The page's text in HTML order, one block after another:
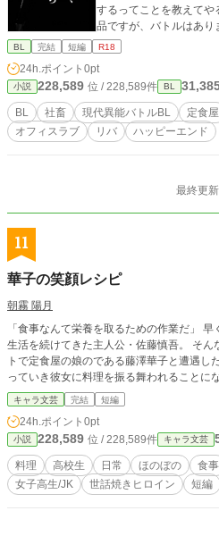
するってことを教えてやる。 現代異能バトルBL企
品ですが、バトルはあり
地雷要素がある方は下
両者クズです。 酒で潰
スします。 プレッシャ
す。 目隠しプレイあ
洗浄シーンがあります
ほど焦らされます。 潮
す。 同意なしに生中
BL 完結 短編 R18
24h.ポイント 0pt
小説 228,589 位 / 228,589件 BL
BL 社畜 現代異能バトルBL 定食屋
オフィスラブ
リバ ハッピーエンド
最終更
11
華子の笑顔レシピ
朝霧 陽月
「食事なんて栄養を取るための作業だ」 早くに母親を亡くして以来不摂生な食
生活を続けてきた主人公・佐藤慎吾。 そん
トで定食屋の娘のである藤澤華子と遭遇し
っていき彼女に料理を振る舞われることに
キャラ文芸 完結 短編
24h.ポイント 0pt
小説 228,589 位 / 228,589件 キャラ文芸
料理 高校生 日常 ほのぼの 食事
女子高生/JK
世話焼きヒロイン 短編